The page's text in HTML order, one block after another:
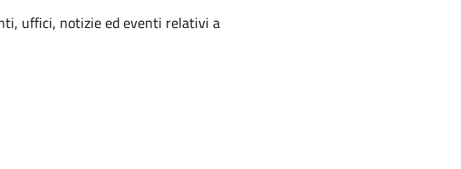
uffici, notizie ed eventi relativi a